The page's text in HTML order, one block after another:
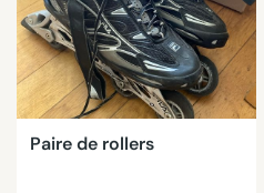
Paire de rollers